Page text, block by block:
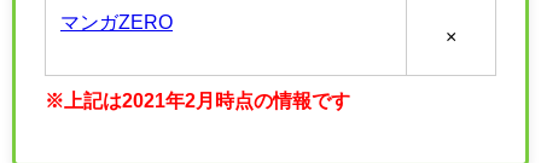
マンガZERO
×
※上記は2021年2月時点の情報です